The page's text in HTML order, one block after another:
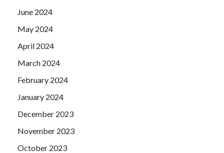
June 2024
May 2024
April 2024
March 2024
February 2024
January 2024
December 2023
November 2023
October 2023